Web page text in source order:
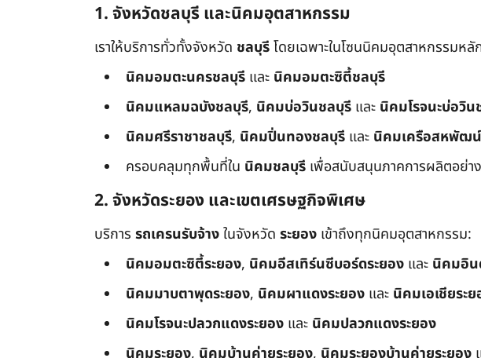
1. จังหวัดชลบุรี และนิคมอุตสาหกรรม
เราให้บริการทั่วทั้งจังหวัด ชลบุรีโดยเฉพาะในโซนนิคมอุตสาหกรรมหลั
นิคมอมตะนครชลบุรี และ นิคมอมตะซิตี้ชลบุรี
นิคมแหลมฉบังชลบุรี, นิคมบ่อวินชลบุรี และ นิคมโรจนะบ่อวิน
นิคมศรีราชาชลบุรี, นิคมปิ่นทองชลบุรี และ นิคมเครือสหพัฒ
ครอบคลุมทุกพื้นที่ใน นิคมชลบุรี เพื่อสนับสนุนภาคการผลิตอย่า
2. จังหวัดระยอง และเขตเศรษฐกิจพิเศษ
บริการ รถเครนรับจ้างในจังหวัด ระยอง เข้าถึงทุกนิคมอุตสาหกรรม:
นิคมอมตะซิตี้ระยอง, นิคมอีสเทิร์นซีบอร์ดระยอง และ นิคมอิน
นิคมมาบตาพุดระยอง, นิคมผาแดงระยอง และ นิคมเอเชียระ
นิคมโรจนะปลวกแดงระยอง และ นิคมปลวกแดงระยอง
นิคมระยอง, นิคมบ้านค่ายระยอง, นิคมระยองบ้านค่ายระยอง